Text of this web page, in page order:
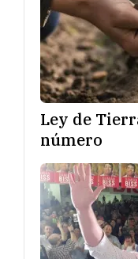
Ley de
número